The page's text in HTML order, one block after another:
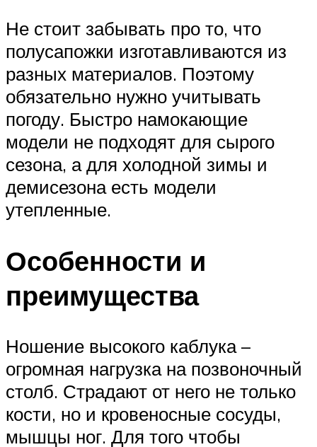
Не стоит забывать про то, что
полусапожки изготавливаются из
разных материалов. Поэтому
обязательно нужно учитывать
погоду. Быстро намокающие
модели не подходят для сырого
сезона, а для холодной зимы и
демисезона есть модели
утепленные.
Особенности и
преимущества
Ношение высокого каблука –
огромная нагрузка на позвоночный
столб. Страдают от него не только
кости, но и кровеносные сосуды,
мышцы ног. Для того чтобы